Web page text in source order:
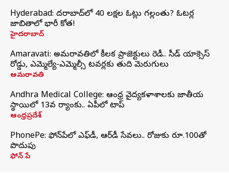
Hyderabad: హైదరాబాద్‌లో 40 లక్షల ఓట్లు గల్లంతు? ఓటర్ల
జాబితాలో భారీ కోత!
హైదరాబాద్
Amaravati: అమరావతిలో కీలక ప్రాజెక్టులు రెడీ.. సీడ్‌ యాక్సెస్‌
రోడ్డు, ఎమ్మెల్యే-ఎమ్మెల్సీ టవర్లకు తుది మెరుగులు
అమరావతి
Andhra Medical College: ఆంధ్ర వైద్యకళాశాలకు జాతీయ
స్థాయిలో 13వ ర్యాంకు.. ఏపీలో టాప్
ఆంధ్రప్రదేశ్
PhonePe: ఫోన్‌పేలో ఎఫ్‌డీ, ఆర్‌డీ సేవలు.. రోజుకు రూ.100తో
పొదుపు
ఫోన్‌ పే